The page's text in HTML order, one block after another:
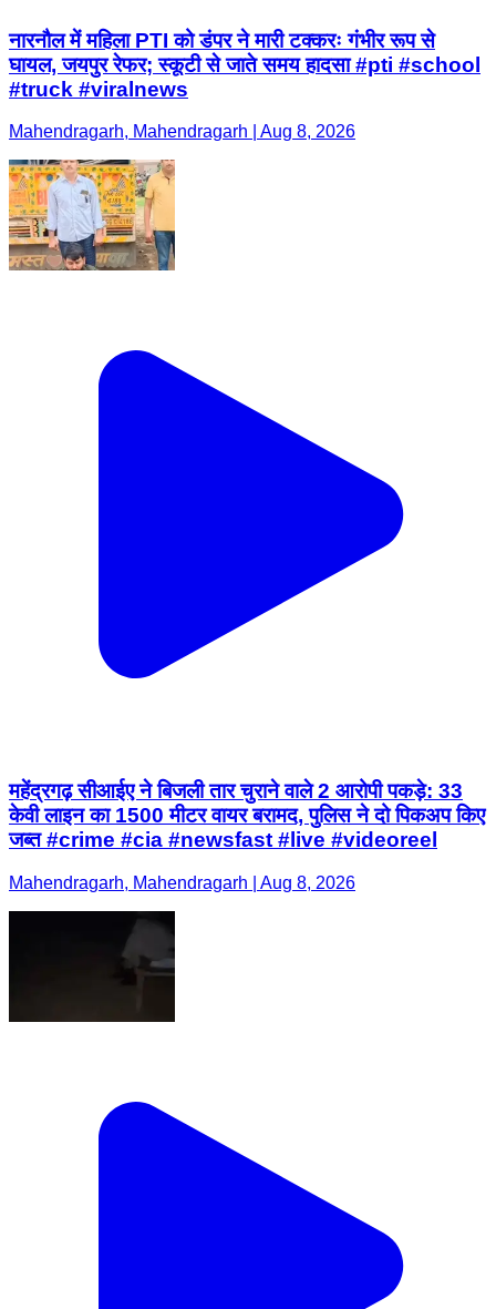
नारनौल में महिला PTI को डंपर ने मारी टक्करः गंभीर रूप से
घायल, जयपुर रेफर; स्कूटी से जाते समय हादसा #pti #school
#truck #viralnews
Mahendragarh, Mahendragarh | Aug 8, 2026
महेंद्रगढ़ सीआईए ने बिजली तार चुराने वाले 2 आरोपी पकड़े: 33
केवी लाइन का 1500 मीटर वायर बरामद, पुलिस ने दो पिकअप किए
जब्त #crime #cia #newsfast #live #videoreel
Mahendragarh, Mahendragarh | Aug 8, 2026